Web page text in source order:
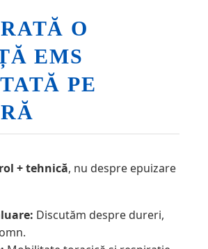
O
EMS
PE
+ tehnică, nu despre epuizare
Discutăm despre dureri,